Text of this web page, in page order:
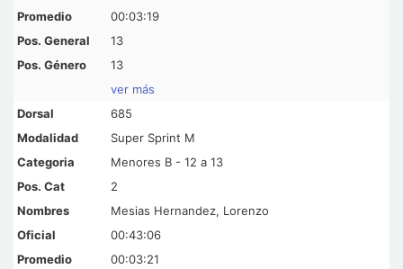
00:03:19
13
13
ver más
685
Super Sprint M
Menores B - 12 a 13
2
Mesias Hernandez, Lorenzo
00:43:06
00:03:21